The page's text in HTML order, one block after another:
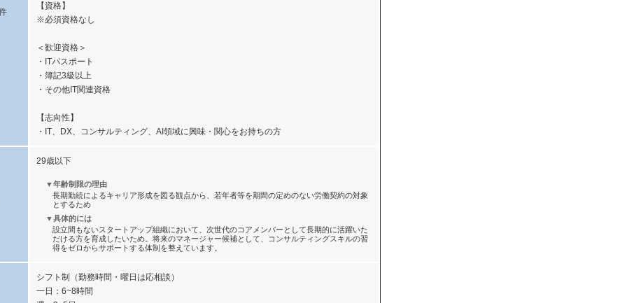
【資格】
※必須資格なし
＜歓迎資格＞
・ITパスポート
・簿記3級以上
・その他IT関連資格
【志向性】
・IT、DX、コンサルティング、AI領域に興味・関心をお持ちの方
29歳以下
▼年齢制限の理由
長期勤続によるキャリア形成を図る観点から、若年者等を期間の定めのない労働契約の対象
とするため
▼具体的には
設立間もないスタートアップ組織において、次世代のコアメンバーとして長期的に活躍いた
だける方を育成したいため。将来のマネージャー候補として、コンサルティングスキルの習
得をゼロからサポートする体制を整えています。
シフト制（勤務時間・曜日は応相談）
一日：6~8時間